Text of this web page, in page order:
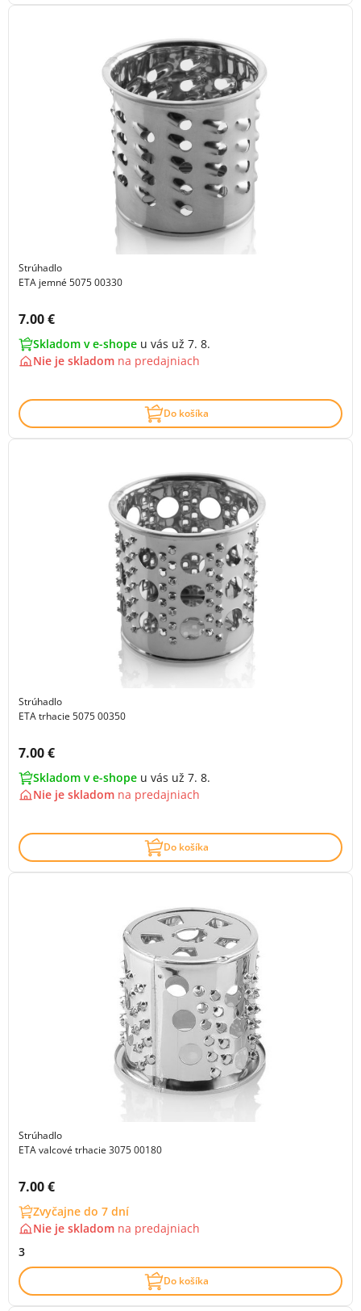
Strúhadlo
ETA jemné 5075 00330
Cena s DPH:
7.00 €
Skladom v e-shope u vás už 7. 8.
Nie je skladom na predajniach
Do košíka
Strúhadlo
ETA trhacie 5075 00350
Cena s DPH:
7.00 €
Skladom v e-shope u vás už 7. 8.
Nie je skladom na predajniach
Do košíka
Strúhadlo
ETA valcové trhacie 3075 00180
Cena s DPH:
7.00 €
Zvyčajne do 7 dní
Nie je skladom na predajniach
3
Do košíka